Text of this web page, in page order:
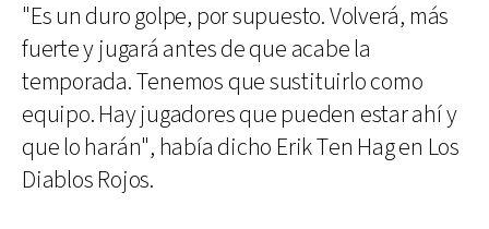
"Es un duro golpe, por supuesto. Volverá, más
fuerte y jugará antes de que acabe la
temporada. Tenemos que sustituirlo como
equipo. Hay jugadores que pueden estar ahí y
que lo harán", había dicho Erik Ten Hag en Los
Diablos Rojos.